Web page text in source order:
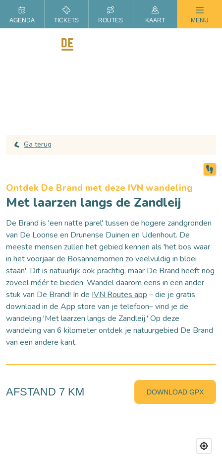
ZOMER IN DE LANGSTRAAT
Ga terug
Ontdek De Brand met deze IVN wandeling
Met laarzen langs de Zandleij
De Brand is 'een natte parel' tussen de hogere zandgronden
van De Loonse en Drunense Duinen en Udenhout. De
meeste mensen zullen het gebied kennen als 'het bos waar
in het voorjaar de Bosannemomen zo veelvuldig in bloei
staan'. Dit is natuurlijk ook prachtig, maar De Brand heeft nog
zoveel méér te bieden. Wandel daarom eens in een ander
stuk van De Brand! In de IVN Routes app – die je gratis
download in de App store van je telefoon– vind je de
wandeling 'Met laarzen langs de Zandleij.' Op deze
wandeling van 6 kilometer ontdek je natuurgebied De Brand
van een andere kant.
AFSTAND 7 KM DOWNLOAD GPX
AGENDA TICKETS ROUTES KAART MENU